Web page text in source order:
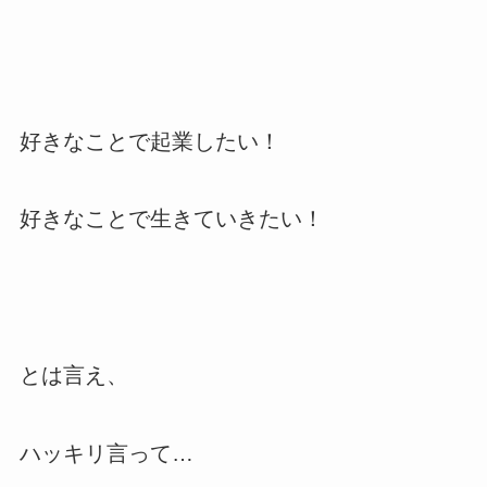
好きなことで起業したい！
好きなことで生きていきたい！
とは言え、
ハッキリ言って…